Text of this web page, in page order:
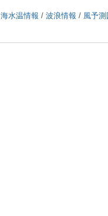
海水温情報 / 波浪情報 / 風予測